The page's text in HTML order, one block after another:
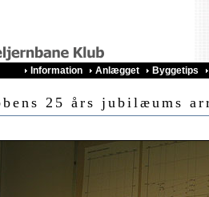
Information Anlægget Byggetips
25 års jubilæums